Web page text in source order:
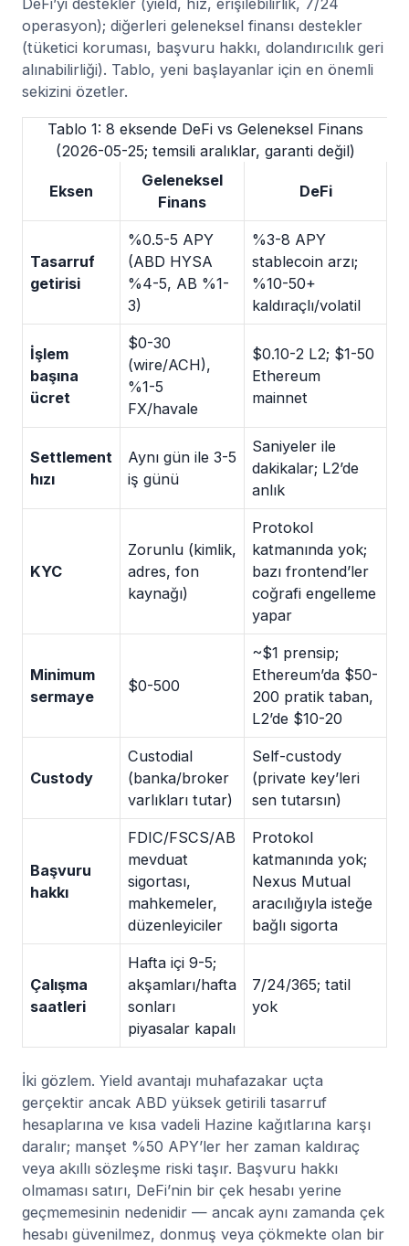
DeFi’yi destekler (yield, hız, erişilebilirlik, 7/24
operasyon); diğerleri geleneksel finansı destekler
(tüketici koruması, başvuru hakkı, dolandırıcılık geri
alınabilirliği). Tablo, yeni başlayanlar için en önemli
sekizini özetler.
Tablo 1: 8 eksende DeFi vs Geleneksel Finans
(2026-05-25; temsili aralıklar, garanti değil)
Eksen
Geleneksel
Finans
DeFi
Tasarruf
getirisi
%0.5-5 APY
(ABD HYSA
%4-5, AB %1-
3)
%3-8 APY
stablecoin arzı;
%10-50+
kaldıraçlı/volatil
İşlem
başına
ücret
$0-30
(wire/ACH),
%1-5
FX/havale
$0.10-2 L2; $1-50
Ethereum
mainnet
Settlement
hızı
Aynı gün ile 3-5
iş günü
Saniyeler ile
dakikalar; L2’de
anlık
KYC
Zorunlu (kimlik,
adres, fon
kaynağı)
Protokol
katmanında yok;
bazı frontend’ler
coğrafi engelleme
yapar
Minimum
sermaye
$0-500
~$1 prensip;
Ethereum’da $50-
200 pratik taban,
L2’de $10-20
Custody
Custodial
(banka/broker
varlıkları tutar)
Self-custody
(private key’leri
sen tutarsın)
Başvuru
hakkı
FDIC/FSCS/AB
mevduat
sigortası,
mahkemeler,
düzenleyiciler
Protokol
katmanında yok;
Nexus Mutual
aracılığıyla isteğe
bağlı sigorta
Çalışma
saatleri
Hafta içi 9-5;
akşamları/hafta
sonları
piyasalar kapalı
7/24/365; tatil
yok
İki gözlem. Yield avantajı muhafazakar uçta
gerçektir ancak ABD yüksek getirili tasarruf
hesaplarına ve kısa vadeli Hazine kağıtlarına karşı
daralır; manşet %50 APY’ler her zaman kaldıraç
veya akıllı sözleşme riski taşır. Başvuru hakkı
olmaması satırı, DeFi’nin bir çek hesabı yerine
geçmemesinin nedenidir — ancak aynı zamanda çek
hesabı güvenilmez, donmuş veya çökmekte olan bir